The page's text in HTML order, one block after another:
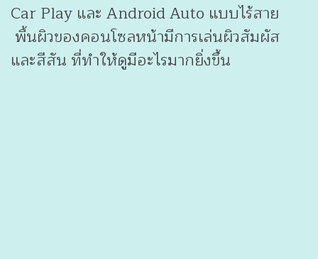
Car Play และ Android Auto แบบไร้สาย
พื้นผิวของคอนโซลหน้ามีการเล่นผิวสัมผัส
และสีสัน ที่ทำให้ดูมีอะไรมากยิ่งขึ้น